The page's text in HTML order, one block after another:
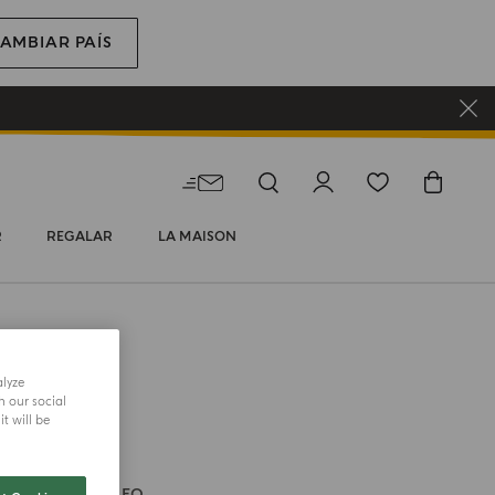
PAÍS
REGALAR LA MAISON
our social
will be